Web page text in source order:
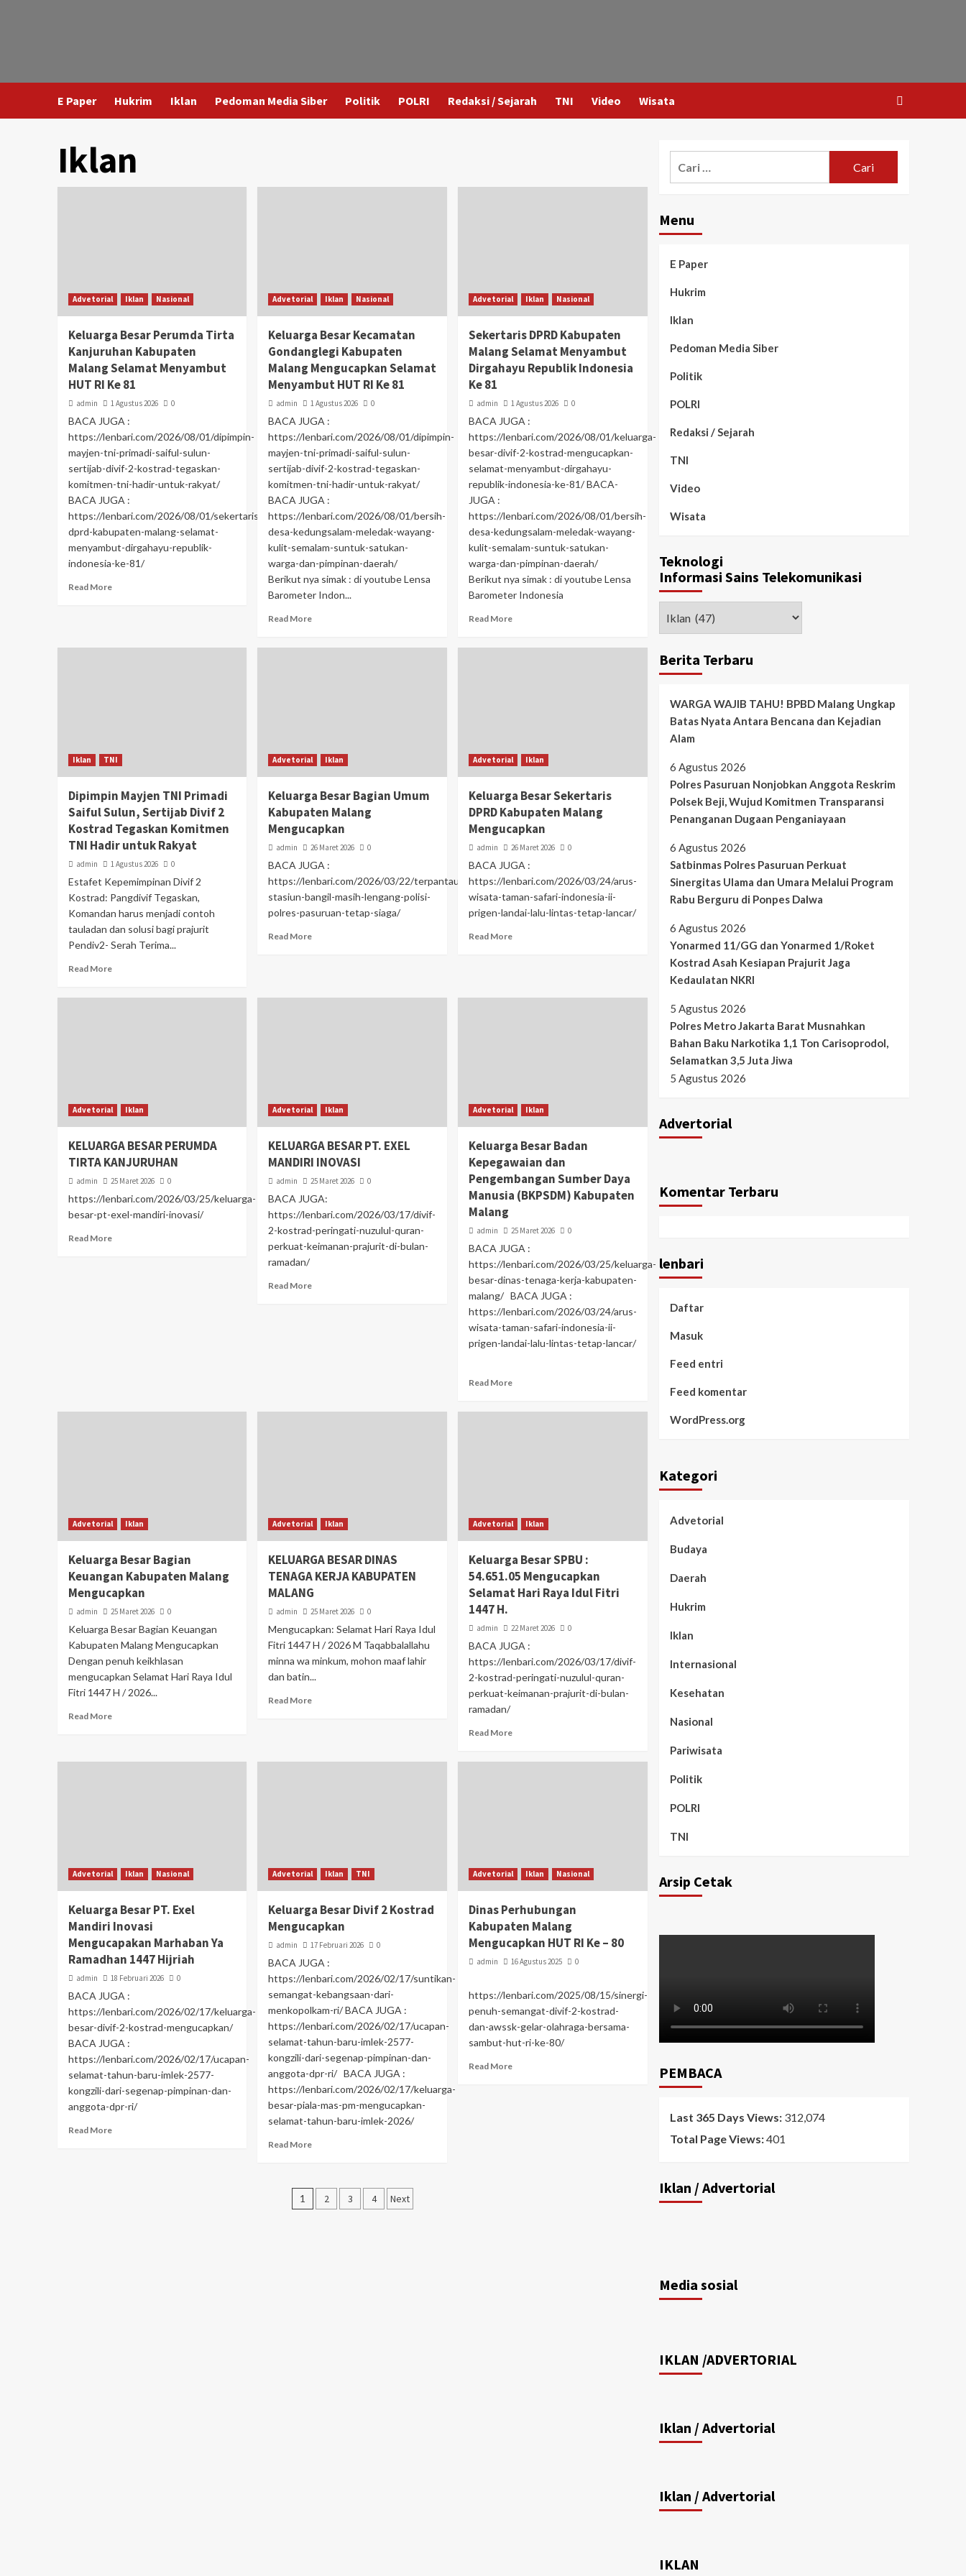
E Paper Hukrim Iklan Pedoman Media Siber Politik POLRI Redaksi / Sejarah TNI Video Wisata
Iklan
Advetorial Iklan Nasional
Keluarga Besar Perumda Tirta
Kanjuruhan Kabupaten
Malang Selamat Menyambut
HUT RI Ke 81
admin 1 Agustus 2026 0
BACA JUGA :
https://lenbari.com/2026/08/01/dipimpin-
mayjen-tni-primadi-saiful-sulun-
sertijab-divif-2-kostrad-tegaskan-
komitmen-tni-hadir-untuk-rakyat/
BACA JUGA :
https://lenbari.com/2026/08/01/sekertaris-
dprd-kabupaten-malang-selamat-
menyambut-dirgahayu-republik-
indonesia-ke-81/
Read More
Advetorial Iklan Nasional
Keluarga Besar Kecamatan
Gondanglegi Kabupaten
Malang Mengucapkan Selamat
Menyambut HUT RI Ke 81
admin 1 Agustus 2026 0
BACA JUGA :
https://lenbari.com/2026/08/01/dipimpin-
mayjen-tni-primadi-saiful-sulun-
sertijab-divif-2-kostrad-tegaskan-
komitmen-tni-hadir-untuk-rakyat/
BACA JUGA :
https://lenbari.com/2026/08/01/bersih-
desa-kedungsalam-meledak-wayang-
kulit-semalam-suntuk-satukan-
warga-dan-pimpinan-daerah/
Berikut nya simak : di youtube Lensa
Barometer Indon...
Read More
Advetorial Iklan Nasional
Sekertaris DPRD Kabupaten
Malang Selamat Menyambut
Dirgahayu Republik Indonesia
Ke 81
admin 1 Agustus 2026 0
BACA JUGA :
https://lenbari.com/2026/08/01/keluarga-
besar-divif-2-kostrad-mengucapkan-
selamat-menyambut-dirgahayu-
republik-indonesia-ke-81/ BACA-
JUGA :
https://lenbari.com/2026/08/01/bersih-
desa-kedungsalam-meledak-wayang-
kulit-semalam-suntuk-satukan-
warga-dan-pimpinan-daerah/
Berikut nya simak : di youtube Lensa
Barometer Indonesia
Read More
Iklan TNI
Dipimpin Mayjen TNI Primadi
Saiful Sulun, Sertijab Divif 2
Kostrad Tegaskan Komitmen
TNI Hadir untuk Rakyat
admin 1 Agustus 2026 0
Estafet Kepemimpinan Divif 2
Kostrad: Pangdivif Tegaskan,
Komandan harus menjadi contoh
tauladan dan solusi bagi prajurit
Pendiv2- Serah Terima...
Read More
Advetorial Iklan
Keluarga Besar Bagian Umum
Kabupaten Malang
Mengucapkan
admin 26 Maret 2026 0
BACA JUGA :
https://lenbari.com/2026/03/22/terpantau-
stasiun-bangil-masih-lengang-polisi-
polres-pasuruan-tetap-siaga/
Read More
Advetorial Iklan
Keluarga Besar Sekertaris
DPRD Kabupaten Malang
Mengucapkan
admin 26 Maret 2026 0
BACA JUGA :
https://lenbari.com/2026/03/24/arus-
wisata-taman-safari-indonesia-ii-
prigen-landai-lalu-lintas-tetap-lancar/
Read More
Advetorial Iklan
KELUARGA BESAR PERUMDA
TIRTA KANJURUHAN
admin 25 Maret 2026 0
https://lenbari.com/2026/03/25/keluarga-
besar-pt-exel-mandiri-inovasi/
Read More
Advetorial Iklan
KELUARGA BESAR PT. EXEL
MANDIRI INOVASI
admin 25 Maret 2026 0
BACA JUGA:
https://lenbari.com/2026/03/17/divif-
2-kostrad-peringati-nuzulul-quran-
perkuat-keimanan-prajurit-di-bulan-
ramadan/
Read More
Advetorial Iklan
Keluarga Besar Badan
Kepegawaian dan
Pengembangan Sumber Daya
Manusia (BKPSDM) Kabupaten
Malang
admin 25 Maret 2026 0
BACA JUGA :
https://lenbari.com/2026/03/25/keluarga-
besar-dinas-tenaga-kerja-kabupaten-
malang/ BACA JUGA :
https://lenbari.com/2026/03/24/arus-
wisata-taman-safari-indonesia-ii-
prigen-landai-lalu-lintas-tetap-lancar/
Read More
Advetorial Iklan
Keluarga Besar Bagian
Keuangan Kabupaten Malang
Mengucapkan
admin 25 Maret 2026 0
Keluarga Besar Bagian Keuangan
Kabupaten Malang Mengucapkan
Dengan penuh keikhlasan
mengucapkan Selamat Hari Raya Idul
Fitri 1447 H / 2026...
Read More
Advetorial Iklan
KELUARGA BESAR DINAS
TENAGA KERJA KABUPATEN
MALANG
admin 25 Maret 2026 0
Mengucapkan: Selamat Hari Raya Idul
Fitri 1447 H / 2026 M Taqabbalallahu
minna wa minkum, mohon maaf lahir
dan batin...
Read More
Advetorial Iklan
Keluarga Besar SPBU :
54.651.05 Mengucapkan
Selamat Hari Raya Idul Fitri
1447 H.
admin 22 Maret 2026 0
BACA JUGA :
https://lenbari.com/2026/03/17/divif-
2-kostrad-peringati-nuzulul-quran-
perkuat-keimanan-prajurit-di-bulan-
ramadan/
Read More
Advetorial Iklan Nasional
Keluarga Besar PT. Exel
Mandiri Inovasi
Mengucapakan Marhaban Ya
Ramadhan 1447 Hijriah
admin 18 Februari 2026 0
BACA JUGA :
https://lenbari.com/2026/02/17/keluarga-
besar-divif-2-kostrad-mengucapkan/
BACA JUGA :
https://lenbari.com/2026/02/17/ucapan-
selamat-tahun-baru-imlek-2577-
kongzili-dari-segenap-pimpinan-dan-
anggota-dpr-ri/
Read More
Advetorial Iklan TNI
Keluarga Besar Divif 2 Kostrad
Mengucapkan
admin 17 Februari 2026 0
BACA JUGA :
https://lenbari.com/2026/02/17/suntikan-
semangat-kebangsaan-dari-
menkopolkam-ri/ BACA JUGA :
https://lenbari.com/2026/02/17/ucapan-
selamat-tahun-baru-imlek-2577-
kongzili-dari-segenap-pimpinan-dan-
anggota-dpr-ri/ BACA JUGA :
https://lenbari.com/2026/02/17/keluarga-
besar-piala-mas-pm-mengucapkan-
selamat-tahun-baru-imlek-2026/
Read More
Advetorial Iklan Nasional
Dinas Perhubungan
Kabupaten Malang
Mengucapkan HUT RI Ke – 80
admin 16 Agustus 2025 0
https://lenbari.com/2025/08/15/sinergi-
penuh-semangat-divif-2-kostrad-
dan-awssk-gelar-olahraga-bersama-
sambut-hut-ri-ke-80/
Read More
1 2 3 4 Next
Menu
E Paper
Hukrim
Iklan
Pedoman Media Siber
Politik
POLRI
Redaksi / Sejarah
TNI
Video
Wisata
Teknologi
Informasi Sains Telekomunikasi
Berita Terbaru
WARGA WAJIB TAHU! BPBD Malang Ungkap
Batas Nyata Antara Bencana dan Kejadian
Alam
6 Agustus 2026
Polres Pasuruan Nonjobkan Anggota Reskrim
Polsek Beji, Wujud Komitmen Transparansi
Penanganan Dugaan Penganiayaan
6 Agustus 2026
Satbinmas Polres Pasuruan Perkuat
Sinergitas Ulama dan Umara Melalui Program
Rabu Berguru di Ponpes Dalwa
6 Agustus 2026
Yonarmed 11/GG dan Yonarmed 1/Roket
Kostrad Asah Kesiapan Prajurit Jaga
Kedaulatan NKRI
5 Agustus 2026
Polres Metro Jakarta Barat Musnahkan
Bahan Baku Narkotika 1,1 Ton Carisoprodol,
Selamatkan 3,5 Juta Jiwa
5 Agustus 2026
Advertorial
Komentar Terbaru
lenbari
Daftar
Masuk
Feed entri
Feed komentar
WordPress.org
Kategori
Advetorial
Budaya
Daerah
Hukrim
Iklan
Internasional
Kesehatan
Nasional
Pariwisata
Politik
POLRI
TNI
Arsip Cetak
PEMBACA
Last 365 Days Views: 312,074
Total Page Views:401
Iklan / Advertorial
Media sosial
IKLAN /ADVERTORIAL
Iklan / Advertorial
Iklan / Advertorial
IKLAN